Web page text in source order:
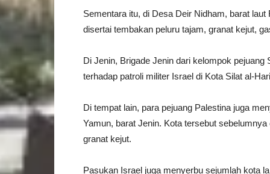
Sementara itu, di Desa Deir Nidham, barat
disertai tembakan peluru tajam, granat kejut,
Di Jenin, Brigade Jenin dari kelompok
terhadap patroli militer Israel di Kota Silat al-
Di tempat lain, para pejuang Palestina juga
Yamun, barat Jenin. Kota tersebut
granat kejut.
Pasukan Israel juga menyerbu sejumlah kota